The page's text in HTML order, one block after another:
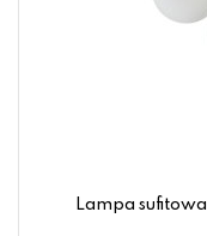
Lampa